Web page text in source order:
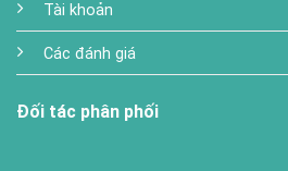
Tài khoản
Các đánh giá
Đối tác phân phối